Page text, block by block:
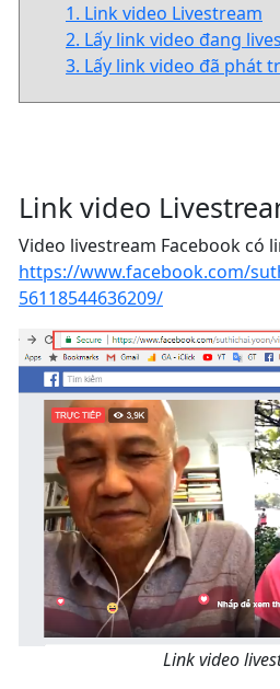
1. Link video Livestream
2. Lấy link video đang
3. Lấy link video đã phát
Link video
Video livestream Facebook có
https://www.facebook.com/
56118544636209/
Link video